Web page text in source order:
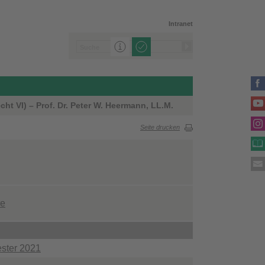
Intranet
VI) – Prof. Dr. Peter W. Heermann, LL.M.
Seite drucken
2021